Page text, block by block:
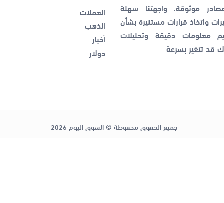
موثوقة. واجهتنا سهلة
واتخاذ قرارات مستنيرة بشأن
معلومات دقيقة وتحليلات
قد تتغير بسرعة
العملات
الذهب
أخبار
دولار
جميع الحقوق محفوظة © السوق اليوم 2026